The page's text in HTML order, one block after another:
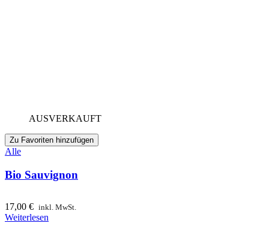
AUSVERKAUFT
Zu Favoriten hinzufügen
Alle
Bio Sauvignon
17,00 € inkl. MwSt.
Weiterlesen